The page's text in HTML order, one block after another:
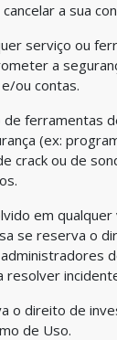
a sua
serviço ou
a
ou contas.
de ferramentas
(ex:
crack ou de
em qualquer
se reserva o
resolver
o direito de
de Uso.